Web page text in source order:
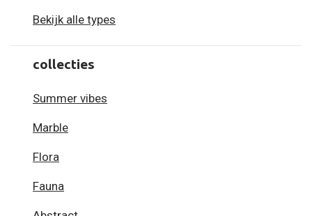
Bekijk alle types
collecties
Summer vibes
Marble
Flora
Fauna